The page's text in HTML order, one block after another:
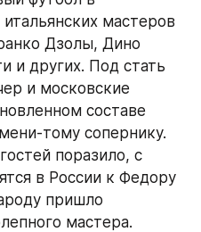
мастеров
Дзолы, Дино
и других. Под стать
и московские
составе
тому сопернику.
поразило, с
в России к Федору
пришло
мастера.